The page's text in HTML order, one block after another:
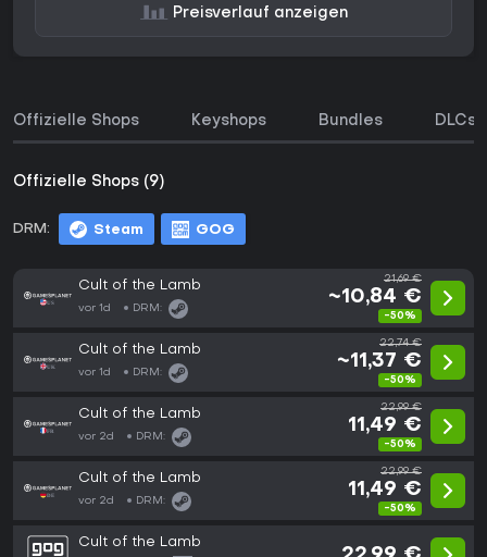
Preisverlauf anzeigen
Offizielle Shops Keyshops Bundles DLCs
Offizielle Shops (9)
DRM: Steam GOG
Cult of the Lamb
vor 1d DRM:
21,69 €
~10,84 €
-50%
Cult of the Lamb
vor 1d DRM:
22,74 €
~11,37 €
-50%
Cult of the Lamb
vor 2d DRM:
22,99 €
11,49 €
-50%
Cult of the Lamb
vor 2d DRM:
22,99 €
11,49 €
-50%
Cult of the Lamb